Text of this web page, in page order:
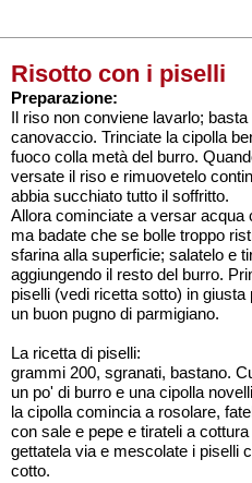
Risotto con i piselli
Preparazione:
Il riso non conviene lavarlo;
canovaccio. Trinciate la cipolla
fuoco colla metà del burro.
versate il riso e rimuovetelo
abbia succhiato tutto il soffritto.
Allora cominciate a versar acqua
ma badate che se bolle troppo
sfarina alla superficie; salatelo e
aggiungendo il resto del burro.
piselli (vedi ricetta sotto) in
un buon pugno di parmigiano.
La ricetta di piselli:
grammi 200, sgranati, bastano.
un po' di burro e una cipolla
la cipolla comincia a rosolare,
con sale e pepe e tirateli a
gettatela via e mescolate i piselli
cotto.